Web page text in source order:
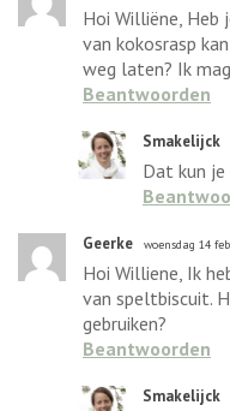
Hoi Williëne,
van kokosrasp
weg laten? Ik
Beantwoorden
Smakelijck
Dat kun
Geerke woensdag 14
Hoi Williene, Ik
van speltbiscuit.
gebruiken?
Beantwoorden
Smakelijck